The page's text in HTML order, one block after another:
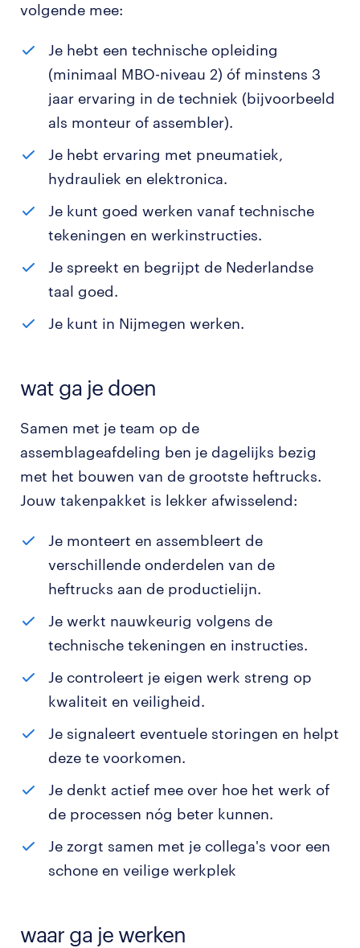
volgende mee:
Je hebt een technische opleiding
(minimaal MBO-niveau 2) óf minstens 3
jaar ervaring in de techniek (bijvoorbeeld
als monteur of assembler).
Je hebt ervaring met pneumatiek,
hydrauliek en elektronica.
Je kunt goed werken vanaf technische
tekeningen en werkinstructies.
Je spreekt en begrijpt de Nederlandse
taal goed.
Je kunt in Nijmegen werken.
wat ga je doen
Samen met je team op de
assemblageafdeling ben je dagelijks bezig
met het bouwen van de grootste heftrucks.
Jouw takenpakket is lekker afwisselend:
Je monteert en assembleert de
verschillende onderdelen van de
heftrucks aan de productielijn.
Je werkt nauwkeurig volgens de
technische tekeningen en instructies.
Je controleert je eigen werk streng op
kwaliteit en veiligheid.
Je signaleert eventuele storingen en helpt
deze te voorkomen.
Je denkt actief mee over hoe het werk of
de processen nóg beter kunnen.
Je zorgt samen met je collega's voor een
schone en veilige werkplek
waar ga je werken